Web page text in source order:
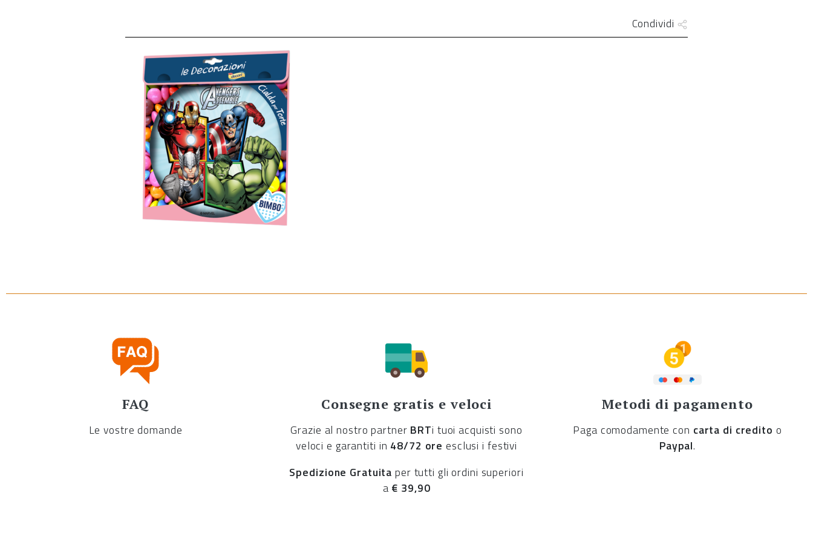
Condividi
FAQ
Le vostre domande
Consegne gratis e veloci
Grazie al nostro partner BRTi tuoi acquisti sono
veloci e garantiti in 48/72 ore esclusi i festivi
Spedizione Gratuita per tutti gli ordini superiori
a € 39,90
Metodi di pagamento
Paga comodamente con carta di credito o
Paypal.